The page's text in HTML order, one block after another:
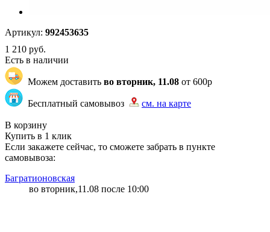
Артикул: 992453635
1 210 руб.
Есть в наличии
Можем доставить во вторник, 11.08 от 600р
Бесплатный самовывоз
см. на карте
В корзину
Купить в 1 клик
Если закажете сейчас, то сможете забрать в пункте
самовывоза:
Багратионовская
во вторник,11.08 после 10:00